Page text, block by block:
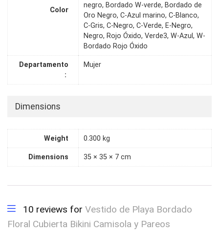
Color
negro, Bordado W-verde, Bordado de
Oro Negro, C-Azul marino, C-Blanco,
C-Gris, C-Negro, C-Verde, E-Negro,
Negro, Rojo Óxido, Verde3, W-Azul, W-
Bordado Rojo Óxido
Departamento
‏ : ‎
Mujer
Dimensions
Weight 0.300 kg
Dimensions 35 × 35 × 7 cm
10 reviews for Vestido de Playa Bordado
Floral Cubierta Bikini Camisola y Pareos